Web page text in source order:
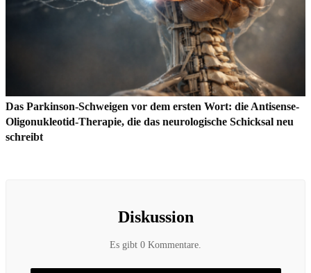
Das Parkinson-Schweigen vor dem ersten Wort: die Antisense-
Oligonukleotid-Therapie, die das neurologische Schicksal neu
schreibt
Diskussion
Es gibt 0 Kommentare.